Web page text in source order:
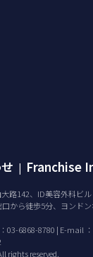
| Franchise
路142、ID美容外科ビル
から徒歩5分、ヨンド
03-6868-8780 | E-mail ：
rights reserved.